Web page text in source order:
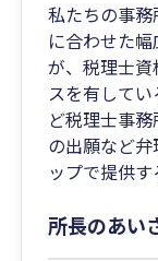
私たちの事
に合わせた
が、税理士
スを有して
ど税理士事
の出願など
ップで提供す
所長のあい